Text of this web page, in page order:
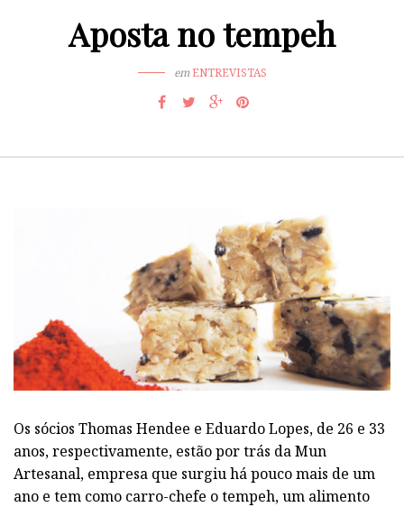
Aposta no tempeh
emENTREVISTAS
Os sócios Thomas Hendee e Eduardo Lopes, de 26 e 33
anos, respectivamente, estão por trás da Mun
Artesanal, empresa que surgiu há pouco mais de um
ano e tem como carro-chefe o tempeh, um alimento